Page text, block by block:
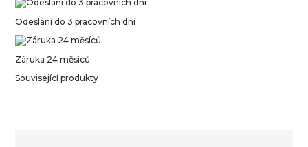
Odeslání do 3 pracovních dní
Záruka 24 měsíců
Související produkty